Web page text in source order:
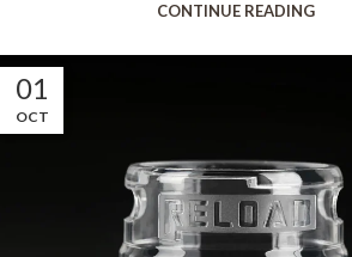
CONTINUE READING
01
OCT